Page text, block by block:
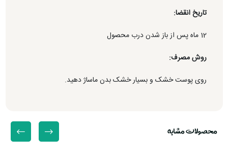
تاریخ انقضا:
12 ماه پس از باز شدن درب محصول
روش مصرف:
روی پوست خشک و بسیار خشک بدن ماساژ دهید.
محصولات مشابه